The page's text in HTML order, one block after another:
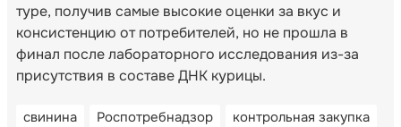
туре, получив самые высокие оценки за вкус и
консистенцию от потребителей, но не прошла в
финал после лабораторного исследования из-за
присутствия в составе ДНК курицы.
свинина Роспотребнадзор
контрольная закупка